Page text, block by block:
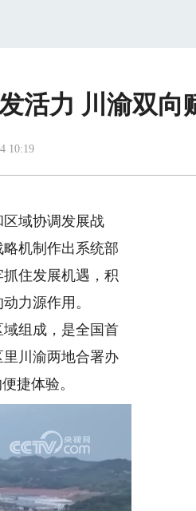
活力 川渝双向
10:19
区域协调发展战
机制作出系统部
住发展机遇，积
力源作用。
组成，是全国首
川渝两地合署办
捷体验。